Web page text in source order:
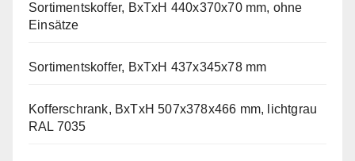
Sortimentskoffer, BxTxH 440x370x70 mm, ohne
Einsätze
Sortimentskoffer, BxTxH 437x345x78 mm
Kofferschrank, BxTxH 507x378x466 mm, lichtgrau
RAL 7035